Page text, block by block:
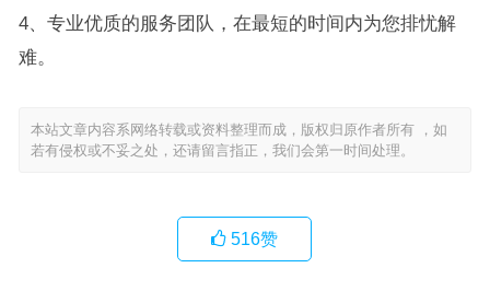
4、专业优质的服务团队，在最短的时间内为您排忧解
难。
本站文章内容系网络转载或资料整理而成，版权归原作者所有 ，如
若有侵权或不妥之处，还请留言指正，我们会第一时间处理。
516赞